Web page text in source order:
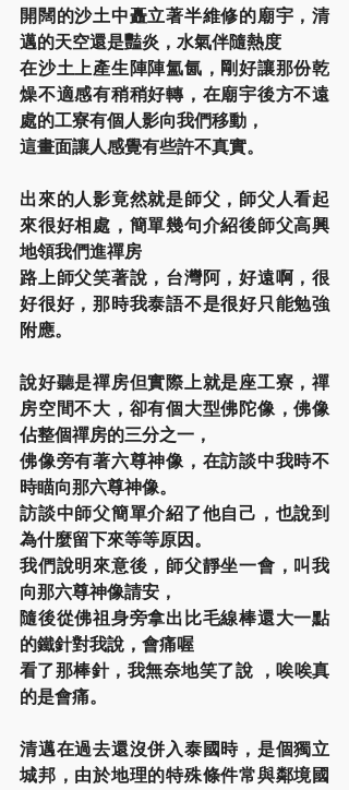
開闊的沙土中矗立著半維修的廟宇，清
邁的天空還是豔炎，水氣伴隨熱度
在沙土上產生陣陣氳氤，剛好讓那份乾
燥不適感有稍稍好轉，在廟宇後方不遠
處的工寮有個人影向我們移動，
這畫面讓人感覺有些許不真實。
出來的人影竟然就是師父，師父人看起
來很好相處，簡單幾句介紹後師父高興
地領我們進禪房
路上師父笑著說，台灣阿，好遠啊，很
好很好，那時我泰語不是很好只能勉強
附應。
說好聽是禪房但實際上就是座工寮，禪
房空間不大，卻有個大型佛陀像，佛像
佔整個禪房的三分之一，
佛像旁有著六尊神像，在訪談中我時不
時瞄向那六尊神像。
訪談中師父簡單介紹了他自己，也說到
為什麼留下來等等原因。
我們說明來意後，師父靜坐一會，叫我
向那六尊神像請安，
隨後從佛祖身旁拿出比毛線棒還大一點
的鐵針對我說，會痛喔
看了那棒針，我無奈地笑了說 ，唉唉真
的是會痛。
清邁在過去還沒併入泰國時，是個獨立
城邦，由於地理的特殊條件常與鄰境國